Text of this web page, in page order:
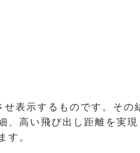
表示するものです。その
高い飛び出し距離を実
す。